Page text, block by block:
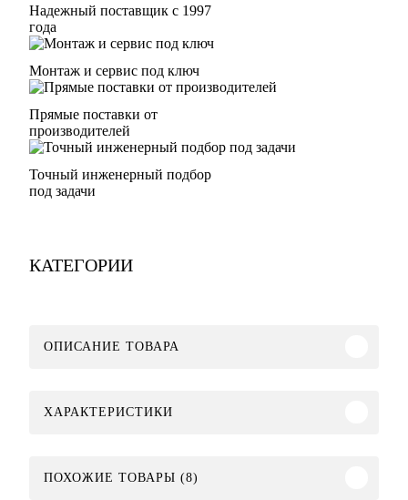
Надежный поставщик с 1997
года
Монтаж и сервис под ключ
Прямые поставки от
производителей
Точный инженерный подбор
под задачи
КАТЕГОРИИ
ОПИСАНИЕ ТОВАРА
ХАРАКТЕРИСТИКИ
ПОХОЖИЕ ТОВАРЫ (8)